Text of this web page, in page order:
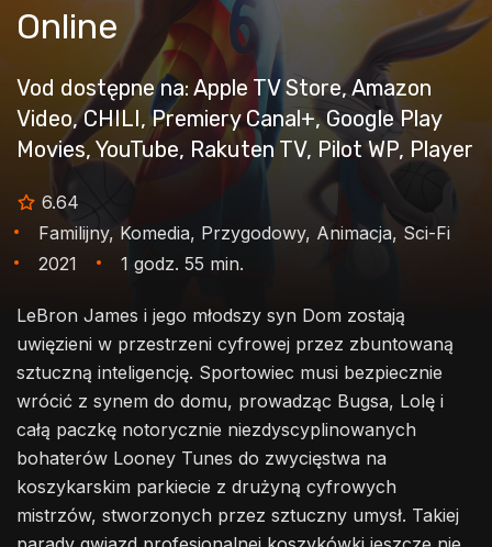
Online
Vod dostępne na: Apple TV Store, Amazon
Video, CHILI, Premiery Canal+, Google Play
Movies, YouTube, Rakuten TV, Pilot WP, Player
6.64
Familijny, Komedia, Przygodowy, Animacja, Sci-Fi
2021
1 godz. 55 min.
LeBron James i jego młodszy syn Dom zostają
uwięzieni w przestrzeni cyfrowej przez zbuntowaną
sztuczną inteligencję. Sportowiec musi bezpiecznie
wrócić z synem do domu, prowadząc Bugsa, Lolę i
całą paczkę notorycznie niezdyscyplinowanych
bohaterów Looney Tunes do zwycięstwa na
koszykarskim parkiecie z drużyną cyfrowych
mistrzów, stworzonych przez sztuczny umysł. Takiej